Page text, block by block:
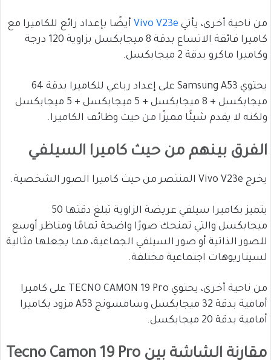
من ناحية أخرى، يأتي Vivo V23e أيضًا بإعداد رائع للكاميرا مع
كاميرا فائقة الاتساع بدقة 8 ميجابكسل بزاوية 120 درجة
وكاميرا ماكرو بدقة 2 ميجابكسل.
يحتوي Samsung A53 على إعداد رباعي للكاميرا بدقة 64
ميجابكسل + 8 ميجابكسل + 5 ميجابكسل + 5 ميجابكسل
ولكنه لا يقدم شيئًا مميزًا من حيث وظائف الكاميرا.
الفرق بينهم من حيث كاميرا السيلفي
يخرج Vivo V23e المنتصر من حيث كاميرا الصور الشخصية.
يتميز بكاميرا سيلفي عريضة الزاوية تبلغ دقتها 50
ميجابكسل والتي تمنحك صورًا واضحة تمامًا ومناظر أوسع
للصور الذاتية أو صور السيلفي الجماعية، مما يجعلها مثالية
لسيناريوهات اجتماعية مختلفة.
من ناحية أخرى، يحتوي TECNO CAMON 19 Pro على كاميرا
أمامية بدقة 32 ميجابكسل وسامسونج A53 مزود بكاميرا
أمامية بدقة 20 ميجابكسل.
مقارنة الشاشة بين Tecno Camon 19 Pro